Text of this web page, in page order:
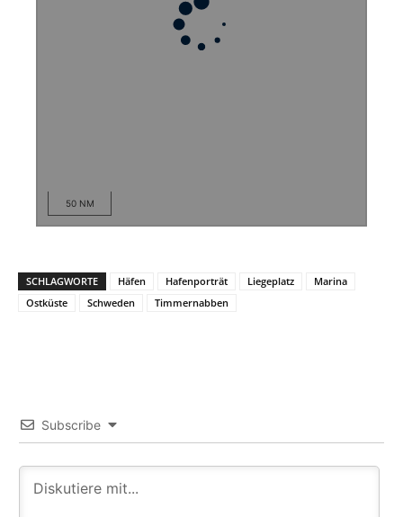
50 NM
SCHLAGWORTE Häfen Hafenporträt Liegeplatz
Marina
Ostküste
Schweden Timmernabben
Subscribe